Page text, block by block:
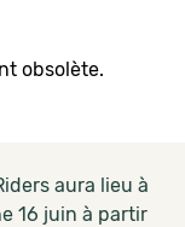
obsolète.
aura lieu à
16 juin à partir